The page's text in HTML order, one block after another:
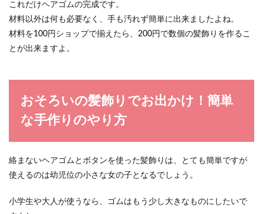
これだけヘアゴムの完成です。
材料以外は何も必要なく、手も汚れず簡単に出来ましたよね。
材料を100円ショップで揃えたら、200円で数個の髪飾りを作るこ
とが出来ますよ。
おそろいの髪飾りでお出かけ！簡単
な手作りのやり方
絡まないヘアゴムとボタンを使った髪飾りは、とても簡単ですが
使えるのは幼児位の小さな女の子となるでしょう。
小学生や大人が使うなら、ゴムはもう少し大きなものにしたいで